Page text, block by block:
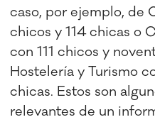
caso, por ejemplo, de
chicos y 114 chicas o
con 111 chicos y
Hostelería y Turismo
chicas. Estos son
relevantes de un